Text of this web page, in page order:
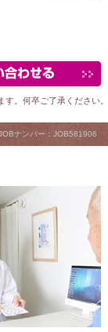
す。何卒ご了承ください。
ナンバー：JOB581906